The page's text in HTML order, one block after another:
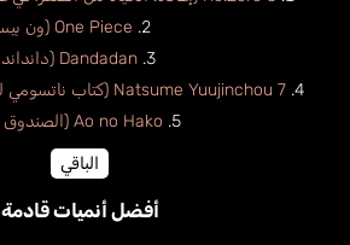
One Piece (ون بيس)
Dandadan (دانداندان)
Natsume Yuujinchou 7 (كتاب ناتسومي للأصدقاء الموسم السابع)
Ao no Hako (الصندوق الأزرق)
الباقي
أفضل أنميات قادمة